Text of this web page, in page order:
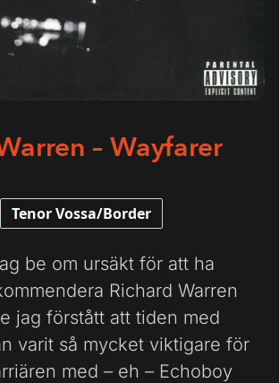
– Wayfarer
Tenor Vossa/Border
be om ursäkt för att ha
Richard Warren
jag förstått att tiden med
varit så mycket viktigare för
med – eh – Echoboy